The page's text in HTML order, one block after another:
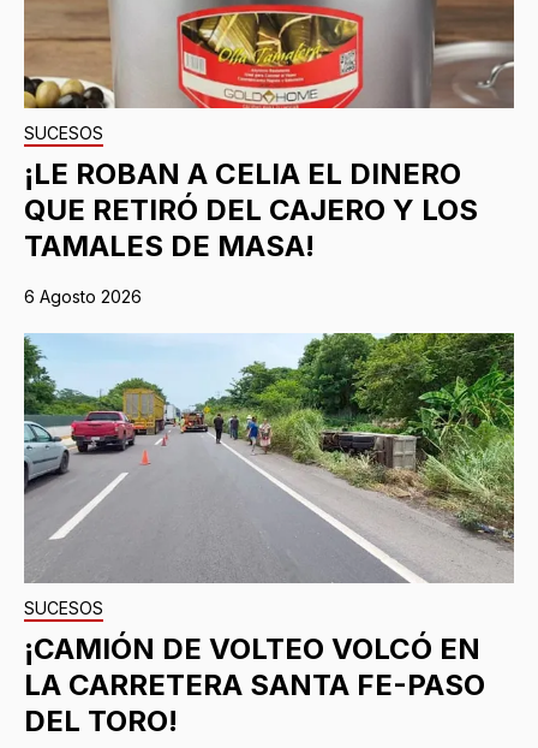
SUCESOS
¡LE ROBAN A CELIA EL DINERO
QUE RETIRÓ DEL CAJERO Y LOS
TAMALES DE MASA!
6 Agosto 2026
SUCESOS
¡CAMIÓN DE VOLTEO VOLCÓ EN
LA CARRETERA SANTA FE-PASO
DEL TORO!